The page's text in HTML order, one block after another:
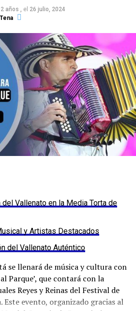
2 años , el 26 julio, 2024
del Vallenato en la Media Torta de
y Artistas Destacados
del Vallenato Auténtico
se llenará de música y cultura con
Parque’, que contará con la
Reyes y Reinas del Festival de
Este evento, organizado gracias al